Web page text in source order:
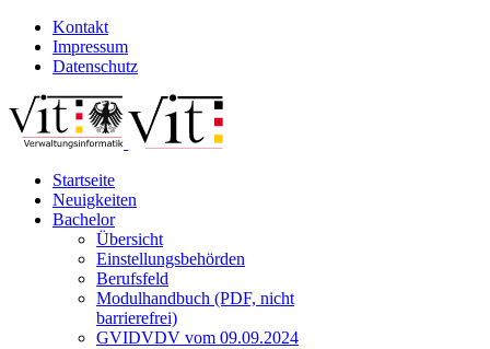
Kontakt
Impressum
Datenschutz
Startseite
Neuigkeiten
Bachelor
Übersicht
Einstellungsbehörden
Berufsfeld
Modulhandbuch (PDF, nicht
barrierefrei)
GVIDVDV vom 09.09.2024